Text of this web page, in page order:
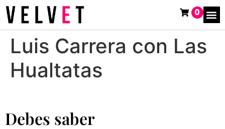
0
Luis Carrera con Las
Hualtatas
Debes saber